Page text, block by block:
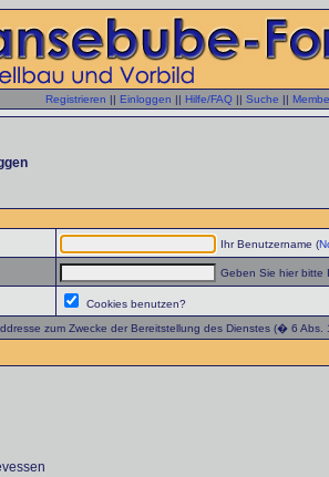
Registrieren || Einloggen || Hilfe/FAQ || Suche ||
Ihr Benutzername (
Geben Sie hier bitte
Cookies benutzen?
zum Zwecke der Bereitstellung des Dienstes (� 6